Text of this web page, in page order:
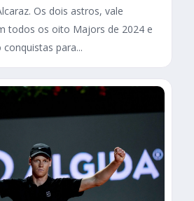
Os dois astros, vale
todos os oito Majors de 2024 e
para...